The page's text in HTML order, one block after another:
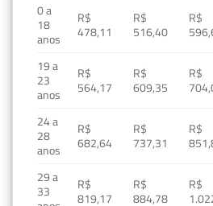
0 a
18
anos
R$
478,11
R$
516,40
R$
19 a
23
anos
R$
564,17
R$
609,35
R$
24 a
28
anos
R$
682,64
R$
737,31
R$
29 a
33
R$
819,17
R$
884,78
R$